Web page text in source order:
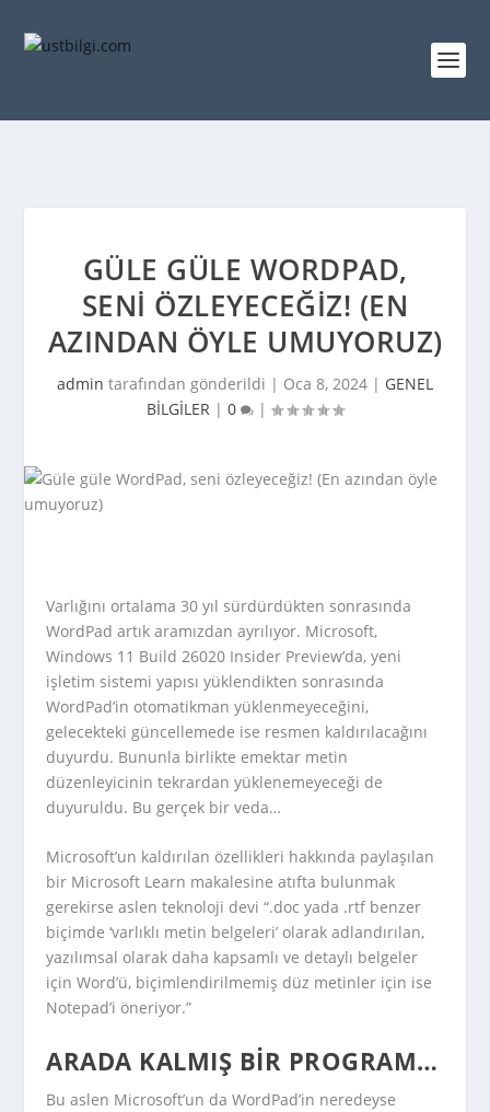
GÜLE GÜLE WORDPAD,
SENI ÖZLEYECEĞIZ! (EN
AZINDAN ÖYLE UMUYORUZ)
admin tarafından gönderildi | Oca 8, 2024 | GENEL
BİLGİLER | 0 |
Varlığını ortalama 30 yıl sürdürdükten sonrasında
WordPad artık aramızdan ayrılıyor. Microsoft,
Windows 11 Build 26020 Insider Preview’da, yeni
işletim sistemi yapısı yüklendikten sonrasında
WordPad’in otomatikman yüklenmeyeceğini,
gelecekteki güncellemede ise resmen kaldırılacağını
duyurdu. Bununla birlikte emektar metin
düzenleyicinin tekrardan yüklenemeyeceği de
duyuruldu. Bu gerçek bir veda…
Microsoft’un kaldırılan özellikleri hakkında paylaşılan
bir Microsoft Learn makalesine atıfta bulunmak
gerekirse aslen teknoloji devi “.doc yada .rtf benzer
biçimde ‘varlıklı metin belgeleri’ olarak adlandırılan,
yazılımsal olarak daha kapsamlı ve detaylı belgeler
için Word’ü, biçimlendirilmemiş düz metinler için ise
Notepad’i öneriyor.”
ARADA KALMIŞ BIR PROGRAM…
Bu aslen Microsoft’un da WordPad’in neredeyse